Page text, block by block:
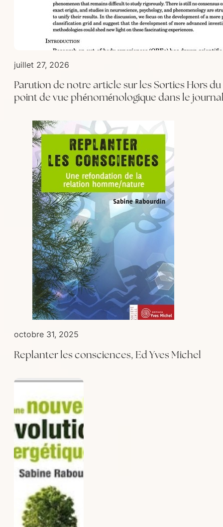
juillet 27, 2026
Parution de notre article sur les Sorties Hors
point de vue phénoménologique dans le journal
octobre 31, 2025
Replanter les consciences, Ed Yves Michel